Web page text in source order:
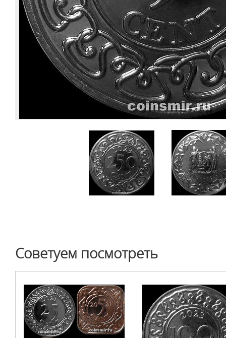
Советуем посмотреть